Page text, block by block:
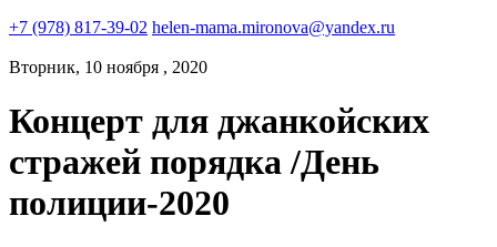
+7 (978) 817-39-02 helen-mama.mironova@yandex.ru
Вторник, 10 ноября , 2020
Концерт для джанкойских
стражей порядка /День
полиции-2020